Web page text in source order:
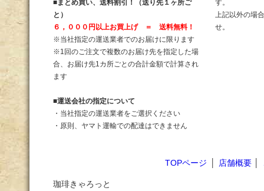
■まとめ買い、送料割引！（送り先１ヶ所ご
と）
６，０００円以上お買上げ ＝ 送料無料！
※当社指定の運送業者でのお届けに限ります
※1回のご注文で複数のお届け先を指定した場
合、お届け先1カ所ごとの合計金額で計算され
ます
■運送会社の指定について
・当社指定の運送業者をご選択ください
・原則、ヤマト運輸での配達はできません
す。
上記以外の場
せ。
TOPページ 店舗概要
珈琲きゃろっと